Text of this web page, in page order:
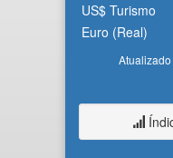
US$ Turismo
Euro (Real)